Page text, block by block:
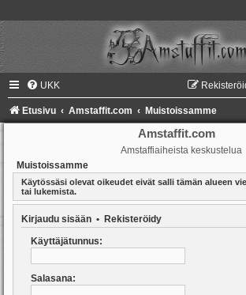
UKK
Etusivu Amstaffit.com Muistoissamme
Amstaffit.com
Amstaffiaiheista keskustelua
Muistoissamme
Käytössäsi olevat oikeudet eivät salli tämän alueen
tai lukemista.
Kirjaudu sisään • Rekisteröidy
Käyttäjätunnus:
Salasana: